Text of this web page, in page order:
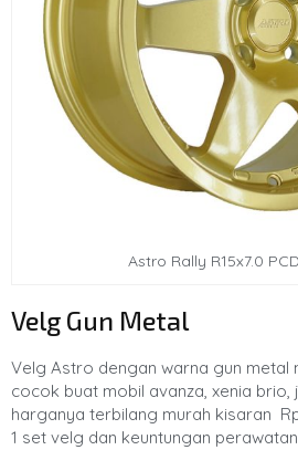
Astro Rally R15x7.0
Velg Gun Metal
Velg Astro dengan warna gun metal
cocok buat mobil avanza, xenia brio,
harganya terbilang murah kisaran
1 set velg dan keuntungan